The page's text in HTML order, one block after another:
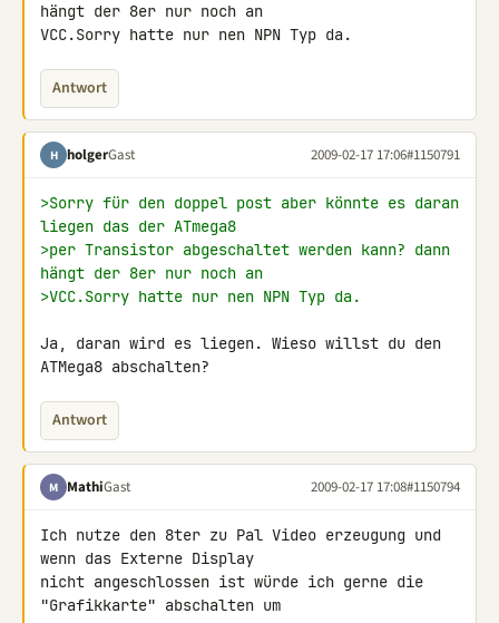
hängt der 8er nur noch an
VCC.Sorry hatte nur nen NPN Typ da.
Antwort
H holgerGast 2009-02-17 17:06#1150791
>Sorry für den doppel post aber könnte es daran
liegen das der ATmega8
>per Transistor abgeschaltet werden kann? dann
hängt der 8er nur noch an
>VCC.Sorry hatte nur nen NPN Typ da.
Ja, daran wird es liegen. Wieso willst du den
ATMega8 abschalten?
Antwort
M MathiGast 2009-02-17 17:08#1150794
Ich nutze den 8ter zu Pal Video erzeugung und
wenn das Externe Display
nicht angeschlossen ist würde ich gerne die
"Grafikkarte" abschalten um